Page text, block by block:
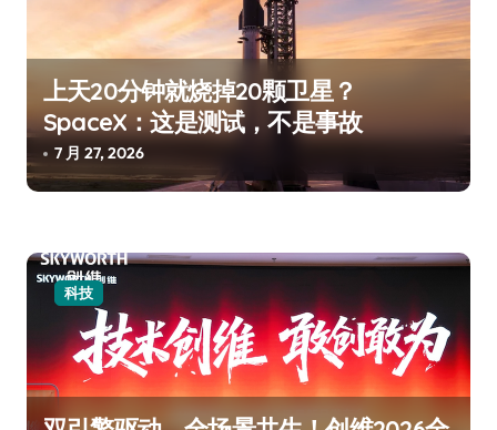
上天20分钟就烧掉20颗卫星？
SpaceX：这是测试，不是事故
7 月 27, 2026
科技